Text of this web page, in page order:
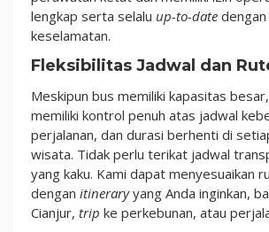
lengkap serta selalu up-to-date
keselamatan.
Fleksibilitas Jadwal dan
Meskipun bus memiliki kapasitas
memiliki kontrol penuh atas jadwal
perjalanan, dan durasi berhenti di
wisata. Tidak perlu terikat jadwal
yang kaku. Kami dapat menyesuaikan
dengan itineraryyang Anda inginkan,
Cianjur, trip ke perkebunan, atau